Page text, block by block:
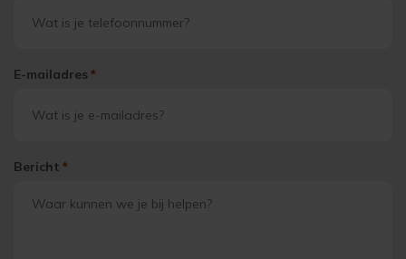
E-mailadres *
Bericht *